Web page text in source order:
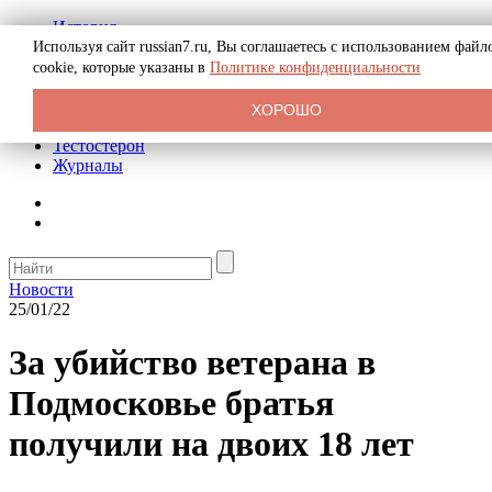
История
Биография
Криминал
Реклама на сайте
Тестостерон
Журналы
Новости
25/01/22
За убийство ветерана в
Подмосковье братья
получили на двоих 18 лет
Используя сайт russian7.ru, Вы соглашаетесь с использованием
cookie, которые указаны в Политике конфиденциальности
ХОРОШО